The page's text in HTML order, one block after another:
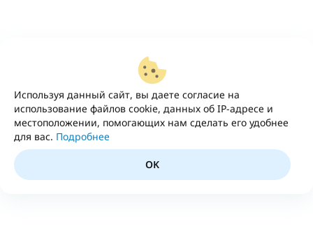
Используя данный сайт, вы даете согласие на
использование файлов cookie, данных об IP-адресе и
местоположении, помогающих нам сделать его удобнее
для вас. Подробнее
OK